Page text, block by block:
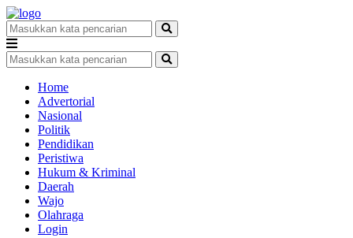
Home
Advertorial
Nasional
Politik
Pendidikan
Peristiwa
Hukum & Kriminal
Daerah
Wajo
Olahraga
Login